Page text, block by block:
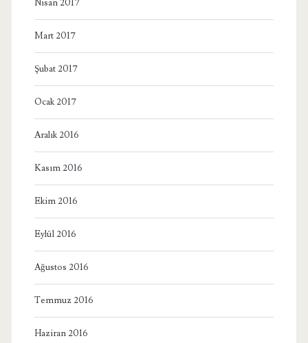
Nisan 2017
Mart 2017
Şubat 2017
Ocak 2017
Aralık 2016
Kasım 2016
Ekim 2016
Eylül 2016
Ağustos 2016
Temmuz 2016
Haziran 2016